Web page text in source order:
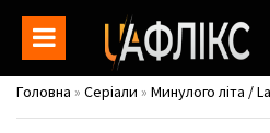
Головна » Серіали » Минулого літа /